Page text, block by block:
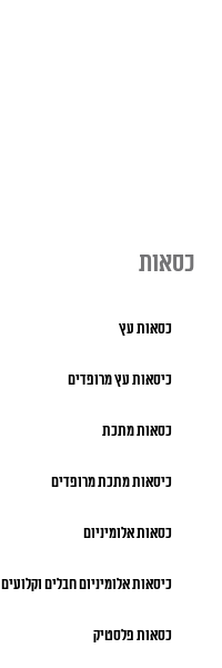
כסאות
כסאות עץ
כיסאות עץ מרופדים
כסאות מתכת
כיסאות מתכת מרופדים
כסאות אלומיניום
כיסאות אלומיניום חבלים וקלועים
כסאות פלסטיק